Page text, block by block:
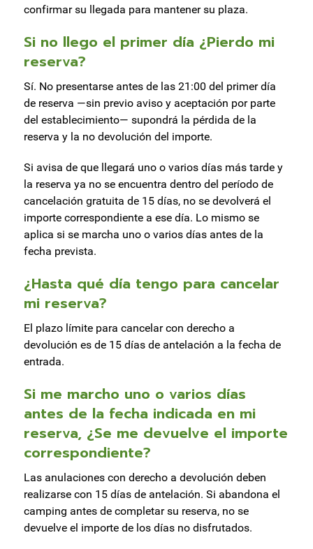
confirmar su llegada para mantener su plaza.
Si no llego el primer día ¿Pierdo mi
reserva?
Sí. No presentarse antes de las 21:00 del primer día
de reserva —sin previo aviso y aceptación por parte
del establecimiento— supondrá la pérdida de la
reserva y la no devolución del importe.
Si avisa de que llegará uno o varios días más tarde y
la reserva ya no se encuentra dentro del período de
cancelación gratuita de 15 días, no se devolverá el
importe correspondiente a ese día. Lo mismo se
aplica si se marcha uno o varios días antes de la
fecha prevista.
¿Hasta qué día tengo para cancelar
mi reserva?
El plazo límite para cancelar con derecho a
devolución es de 15 días de antelación a la fecha de
entrada.
Si me marcho uno o varios días
antes de la fecha indicada en mi
reserva, ¿Se me devuelve el importe
correspondiente?
Las anulaciones con derecho a devolución deben
realizarse con 15 días de antelación. Si abandona el
camping antes de completar su reserva, no se
devuelve el importe de los días no disfrutados.